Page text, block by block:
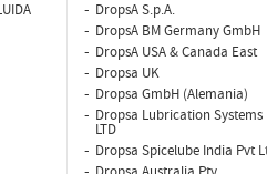
DropsA S.p.A.
DropsA BM Germany GmbH
DropsA USA & Canada East
Dropsa UK
Dropsa GmbH (Alemania)
Dropsa Lubrication Systems
LTD
Dropsa Spicelube India Pvt